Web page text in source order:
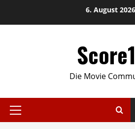
6. August 2026
Die Movie
Primary